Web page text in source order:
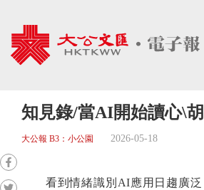
知見錄/當AI開始讀心\
大公報 B3：小公園 2026-05-18
看到情緒識別AI應用日趨廣泛